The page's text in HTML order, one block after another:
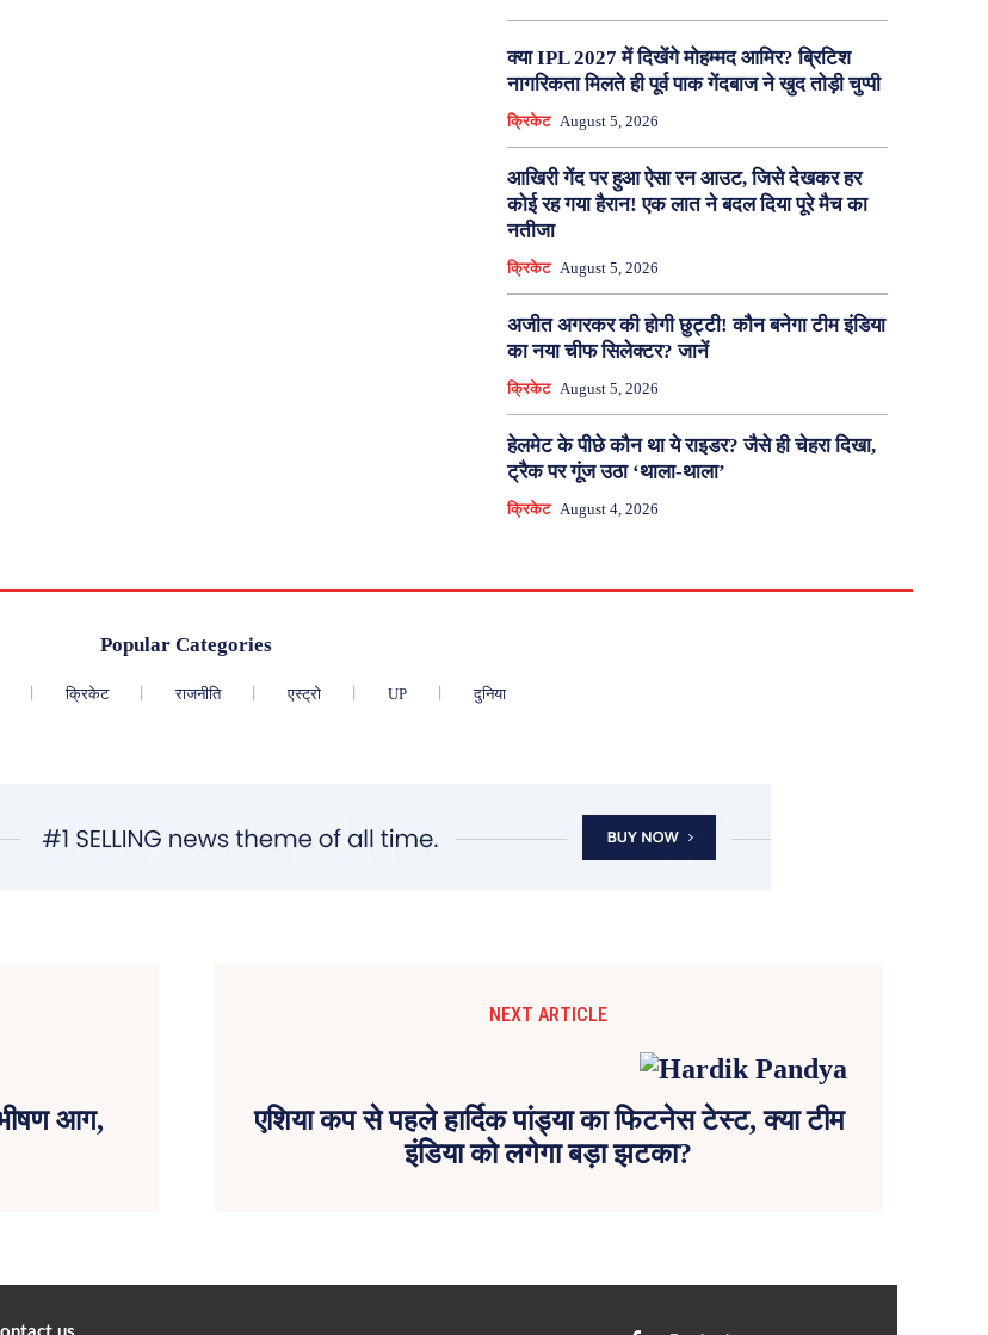
क्या IPL 2027 में दिखेंगे मोहम्मद आमिर? ब्रिटिश
नागरिकता मिलते ही पूर्व पाक गेंदबाज ने खुद तोड़ी चुप्पी
क्रिकेट August 5, 2026
आखिरी गेंद पर हुआ ऐसा रन आउट, जिसे देखकर हर
कोई रह गया हैरान! एक लात ने बदल दिया पूरे मैच का
नतीजा
क्रिकेट August 5, 2026
अजीत अगरकर की होगी छुट्टी! कौन बनेगा टीम इंडिया
का नया चीफ सिलेक्टर? जानें
क्रिकेट August 5, 2026
हेलमेट के पीछे कौन था ये राइडर? जैसे ही चेहरा दिखा,
ट्रैक पर गूंज उठा ‘थाला-थाला’
क्रिकेट August 4, 2026
Popular Categories
क्रिकेट राजनीति एस्ट्रो UP दुनिया
आग,
NEXT ARTICLE
एशिया कप से पहले हार्दिक पांड्या का फिटनेस टेस्ट, क्या टीम
इंडिया को लगेगा बड़ा झटका?